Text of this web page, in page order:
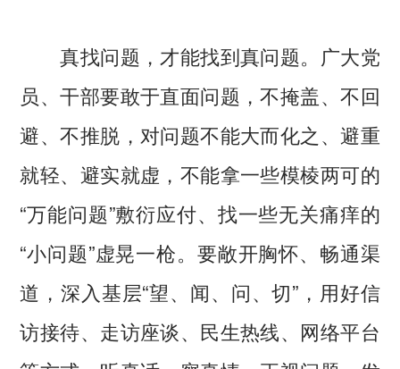
真找问题，才能找到真问题。广大党
员、干部要敢于直面问题，不掩盖、不回
避、不推脱，对问题不能大而化之、避重
就轻、避实就虚，不能拿一些模棱两可的
“万能问题”敷衍应付、找一些无关痛痒的
“小问题”虚晃一枪。要敞开胸怀、畅通渠
道，深入基层“望、闻、问、切”，用好信
访接待、走访座谈、民生热线、网络平台